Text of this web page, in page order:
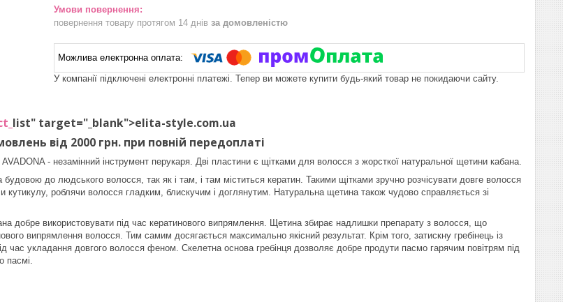
повернення товару протягом 14 днів за домовленістю
У компанії підключені електронні платежі. Тепер ви можете купити будь-який товар не покидаючи сайту.
list" target="_blank">elita-style.com.ua
від 2000 грн. при повній передоплаті
- незамінний інструмент перукаря. Дві пластини є щітками для волосся з жорсткої натуральної щетини кабана.
до людського волосся, так як і там, і там міститься кератин. Такими щітками зручно розчісувати довге волосся
роблячи волосся гладким, блискучим і доглянутим. Натуральна щетина також чудово справляється зі
добре використовувати під час кератинового випрямлення. Щетина збирає надлишки препарату з волосся, що
випрямлення волосся. Тим самим досягається максимально якісний результат. Крім того, затискну гребінець із
час укладання довгого волосся феном. Скелетна основа гребінця дозволяє добре продути пасмо гарячим повітрям під
пасмі.